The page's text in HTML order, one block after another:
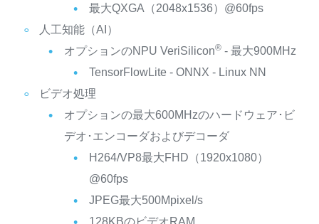
最大QXGA（2048x1536）@60fps
人工知能（AI）
オプションのNPU VeriSilicon®- 最大900MHz
TensorFlowLite - ONNX - Linux NN
ビデオ処理
オプションの最大600MHzのハードウェア･ビ
デオ･エンコーダおよびデコーダ
H264/VP8最大FHD（1920x1080）
@60fps
JPEG最大500Mpixel/s
128KBのビデオRAM